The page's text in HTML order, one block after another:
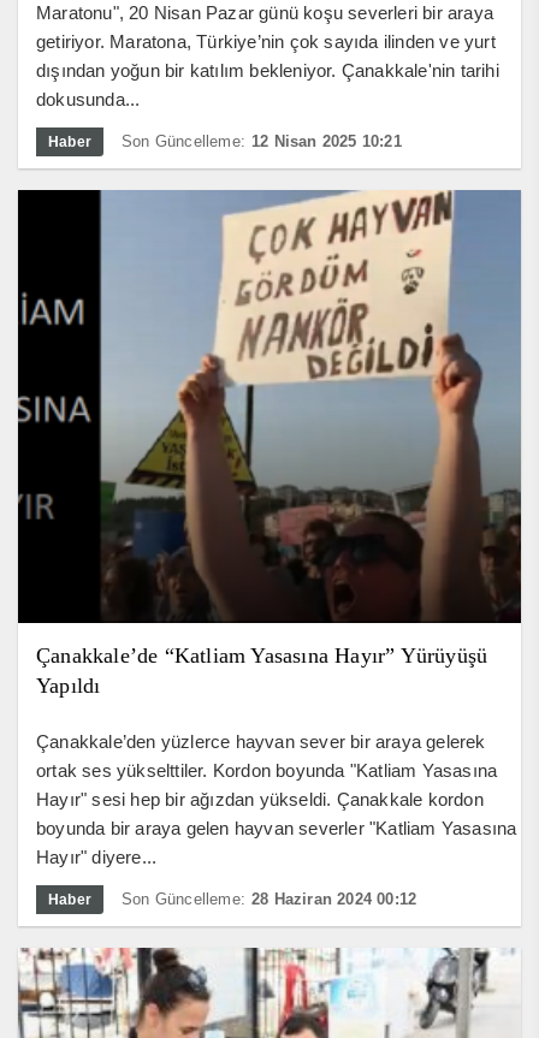
Maratonu", 20 Nisan Pazar günü koşu severleri bir araya
getiriyor. Maratona, Türkiye’nin çok sayıda ilinden ve yurt
dışından yoğun bir katılım bekleniyor. Çanakkale'nin tarihi
dokusunda...
Haber Son Güncelleme: 12 Nisan 2025 10:21
Çanakkale’de “Katliam Yasasına Hayır” Yürüyüşü
Yapıldı
Çanakkale’den yüzlerce hayvan sever bir araya gelerek
ortak ses yükselttiler. Kordon boyunda "Katliam Yasasına
Hayır" sesi hep bir ağızdan yükseldi. Çanakkale kordon
boyunda bir araya gelen hayvan severler "Katliam Yasasına
Hayır" diyere...
Haber Son Güncelleme: 28 Haziran 2024 00:12